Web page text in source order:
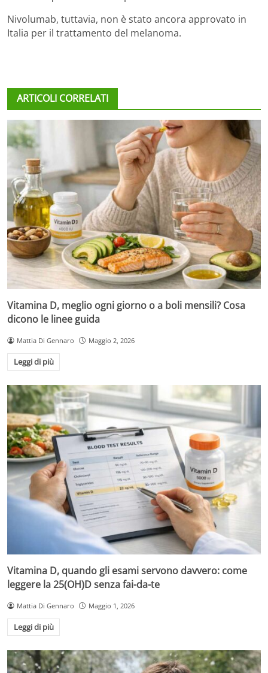
Nivolumab, tuttavia, non è stato ancora approvato in
Italia per il trattamento del melanoma.
ARTICOLI CORRELATI
Vitamina D, meglio ogni giorno o a boli mensili? Cosa
dicono le linee guida
Mattia Di Gennaro Maggio 2, 2026
Leggi di più
Vitamina D, quando gli esami servono davvero: come
leggere la 25(OH)D senza fai-da-te
Mattia Di Gennaro Maggio 1, 2026
Leggi di più